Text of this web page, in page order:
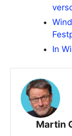
In
Martin